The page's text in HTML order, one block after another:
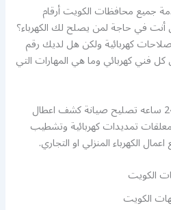
جميع محافظات الكويت أرقام
أنت في حاجة لمن يصلح لك الكهرباء؟
كهربائية ولكن هل لديك رقم
فني كهربائي وما هي المهارات التي
بالكويت خدمة 24 ساعه تصليح صيانة كشف اعطال
تمديدات كهربائية وتشطيب
الكهرباء المنزلي او التجاري.
الكويت
الكويت